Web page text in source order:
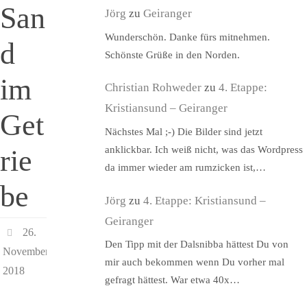
San
d
im
Get
rie
be
26.
November
2018
Jörg zu Geiranger
Wunderschön. Danke fürs mitnehmen.
Schönste Grüße in den Norden.
Christian Rohweder zu 4. Etappe:
Kristiansund – Geiranger
Nächstes Mal ;-) Die Bilder sind jetzt
anklickbar. Ich weiß nicht, was das Wordpress
da immer wieder am rumzicken ist,…
Jörg zu 4. Etappe: Kristiansund –
Geiranger
Den Tipp mit der Dalsnibba hättest Du von
mir auch bekommen wenn Du vorher mal
gefragt hättest. War etwa 40x…